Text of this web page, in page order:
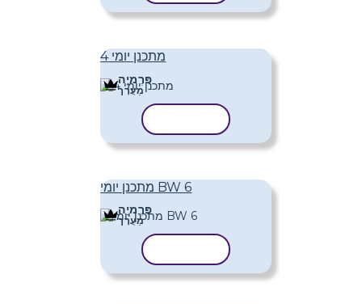
מתכנן יומי 4
פּרֶמיָה
מַעֲרָך
מתכנן יומי BW 6
פּרֶמיָה
מַעֲרָך